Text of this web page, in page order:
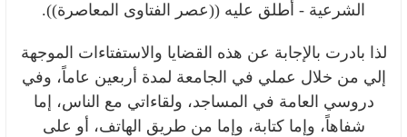
الشرعية - أطلق عليه ((عصر الفتاوى المعاصرة)).
لذا بادرت بالإجابة عن هذه القضايا والاستفتاءات الموجهة
إلي من خلال عملي في الجامعة لمدة أربعين عاماً، وفي
دروسي العامة في المساجد، ولقاءاتي مع الناس، إما
شفاهاً، وإما كتابة، وإما من طريق الهاتف، أو على